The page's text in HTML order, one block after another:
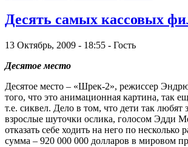
Десять самых кассовых
13 Октябрь, 2009 - 18:55 - Гость
Десятое место
Десятое место – «Шрек-2», режиссер
того, что это анимационная картина, так
т.е. сиквел. Дело в том, что дети так любят
взрослые шуточки ослика, голосом Эдди
отказать себе ходить на него по несколько
сумма – 920 000 000 долларов в мировом